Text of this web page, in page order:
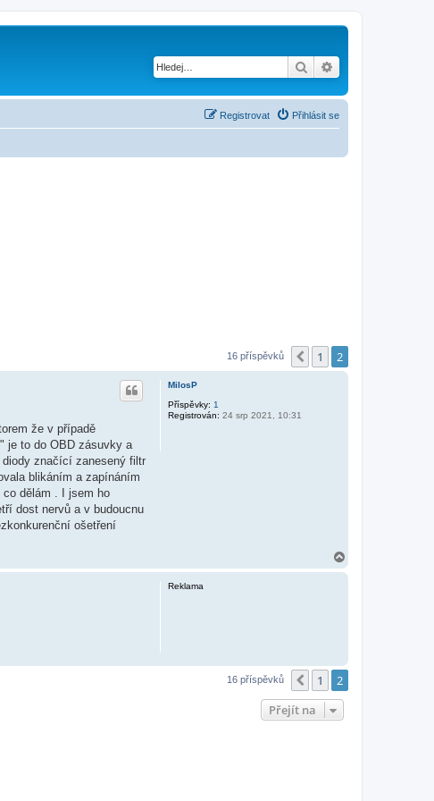
Hledat
Přihlásit se
Registrovat
16 příspěvků Předchozí
1 2
MilosP
Příspěvky: 1
Registrován: 24 srp 2021, 10:31
že v případě
je to do OBD zásuvky a
značící zanesený filtr
blikáním a zapínáním
dělám . I jsem ho
dost nervů a v budoucnu
ošetření
Reklama
16 příspěvků Předchozí
1 2
Přejít na